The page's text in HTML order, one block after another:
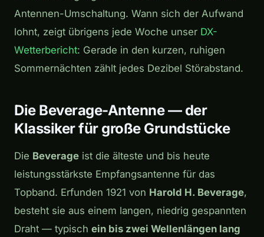
Antennen-Umschaltung. Wann sich der Aufwand
lohnt, zeigt übrigens jede Woche unser DX-
Wetterbericht: Gerade in den kurzen, ruhigen
Sommernächten zählt jedes Dezibel Störabstand.
Die Beverage-Antenne — der
Klassiker für große Grundstücke
Die Beverage ist die älteste und bis heute
leistungsstärkste Empfangsantenne für das
Topband. Erfunden 1921 von Harold H. Beverage,
besteht sie aus einem langen, niedrig gespannten
Draht — typisch ein bis zwei Wellenlängen lang